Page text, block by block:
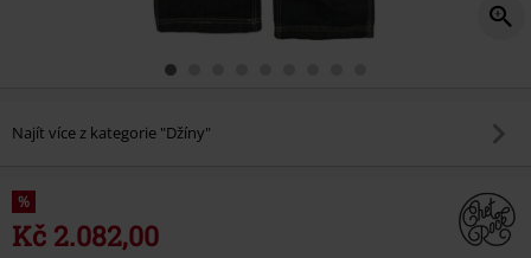
Najít více z kategorie "Džíny"
%
Kč 2.082,00